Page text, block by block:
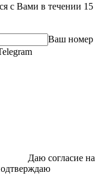
с Вами в течении 15
Ваш номер
Даю согласие на